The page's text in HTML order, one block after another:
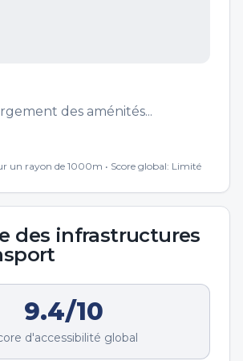
des aménités...
un rayon de 1000m • Score global: Limité
des infrastructures
9.4/10
d'accessibilité global